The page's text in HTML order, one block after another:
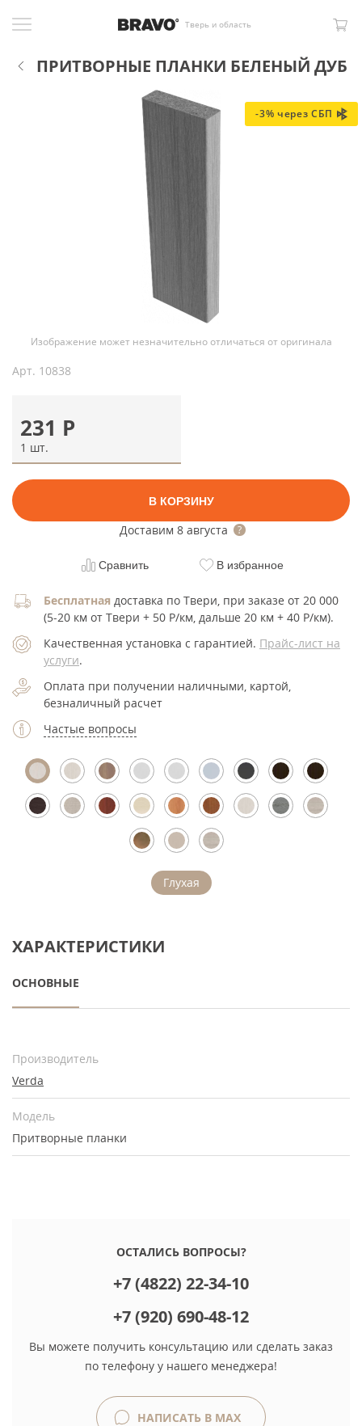
Тверь и область
ПРИТВОРНЫЕ ПЛАНКИ БЕЛЕНЫЙ ДУБ
-3% через СБП
Изображение может незначительно отличаться от оригинала
Арт. 10838
231 Р
1 шт.
В КОРЗИНУ
Доставим 8 августа
Сравнить В избранное
Бесплатная доставка по Твери, при заказе от 20 000
(5-20 км от Твери + 50 Р/км, дальше 20 км + 40 Р/км).
Качественная установка с гарантией. Прайс-лист на
услуги.
Оплата при получении наличными, картой,
безналичный расчет
Частые вопросы
Глухая
ХАРАКТЕРИСТИКИ
ОСНОВНЫЕ
Производитель
Verda
Модель
Притворные планки
ОСТАЛИСЬ ВОПРОСЫ?
+7 (4822) 22-34-10
+7 (920) 690-48-12
Вы можете получить консультацию или сделать заказ
по телефону у нашего менеджера!
НАПИСАТЬ В MAX